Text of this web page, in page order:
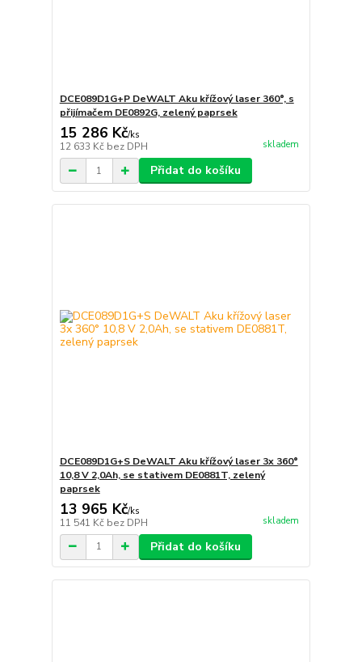
DCE089D1G+P DeWALT Aku křížový laser 360°, s
přijímačem DE0892G, zelený paprsek
15 286 Kč/ks
12 633 Kč bez DPH skladem
Přidat do košíku
DCE089D1G+S DeWALT Aku křížový laser 3x 360°
10,8 V 2,0Ah, se stativem DE0881T, zelený
paprsek
13 965 Kč/ks
11 541 Kč bez DPH skladem
Přidat do košíku